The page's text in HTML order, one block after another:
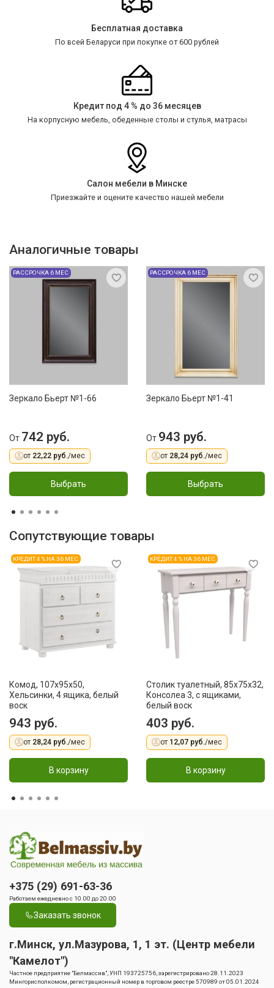
Бесплатная доставка
По всей Беларуси при покупке от 600 рублей
Кредит под 4 % до 36 месяцев
На корпусную мебель, обеденные столы и стулья, матрасы
Салон мебели в Минске
Приезжайте и оцените качество нашей мебели
Аналогичные товары
РАССРОЧКА 6 МЕС
Зеркало Бьерт №1-66
От 742 руб.
от 22,22 руб./мес
Выбрать
РАССРОЧКА 6 МЕС
Зеркало Бьерт №1-41
От 943 руб.
от 28,24 руб./мес
Выбрать
Сопутствующие товары
КРЕДИТ 4 % НА 36 МЕС
Комод, 107x95x50,
Хельсинки, 4 ящика, белый
воск
943 руб.
от 28,24 руб./мес
В корзину
КРЕДИТ 4 % НА 36 МЕС
Столик туалетный, 85x75x32,
Консолеа 3, с ящиками,
белый воск
403 руб.
от 12,07 руб./мес
В корзину
+375 (29) 691-63-36
Работаем ежедневно с 10.00 до 20.00
Заказать звонок
г.Минск, ул.Мазурова, 1, 1 эт. (Центр мебели
"Камелот")
Частное предприятие "Белмассив", УНП 193725756, зарегистрировано 28.11.2023
Мингорисполкомом, регистрационный номер в торговом реестре 570989 от 05.01.2024